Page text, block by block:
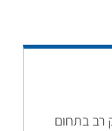
רב בתחום